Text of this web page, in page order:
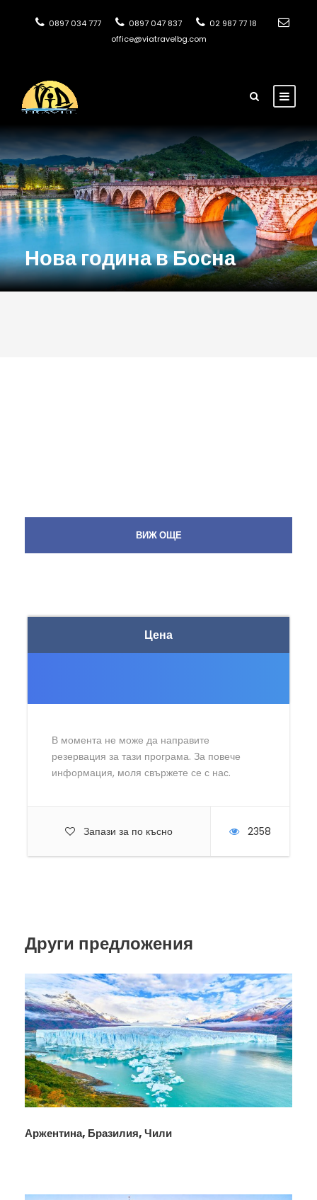
0897 034 777 0897 047 837
02 987 77 18
office@viatravelbg.com
Нова година в Босна
Цена
В момента не може да направите
резервация за тази програма. За повече
информация, моля свържете се с нас.
Запази за по късно 2358
ВИЖ ОЩЕ
Други предложения
Аржентина, Бразилия, Чили